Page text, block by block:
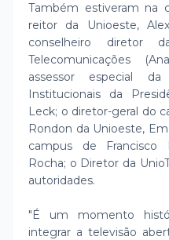
Também estiveram na
reitor da Unioeste,
conselheiro diretor
Telecomunicações
assessor especial
Institucionais da
Leck; o diretor-geral do
Rondon da Unioeste,
campus de Francisco
Rocha; o Diretor da
autoridades.
"É um momento
integrar a televisão